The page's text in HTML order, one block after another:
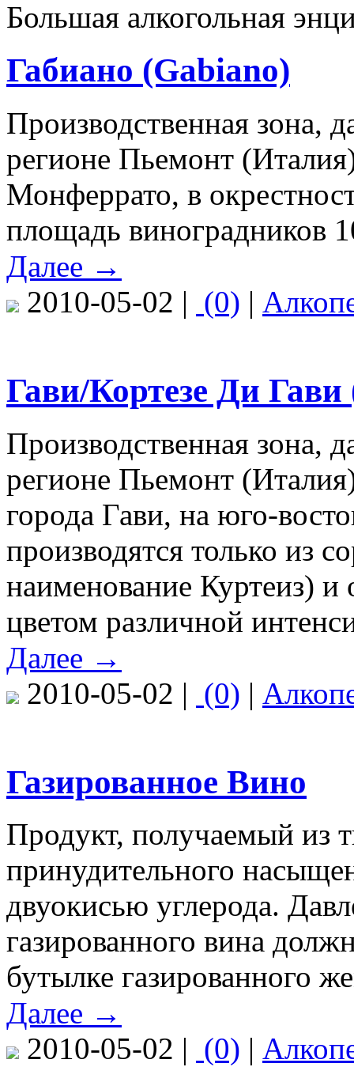
Большая алкогольная
Габиано (Gabiano)
Производственная зона,
регионе Пьемонт
Монферрато, в
площадь виноградников
Далее →
2010-05-02 | (0) |
Гави/Кортезе Ди
Производственная зона,
регионе Пьемонт
города Гави, на юго-
производятся только из
наименование Куртеиз)
цветом различной
Далее →
2010-05-02 | (0) |
Газированное Вино
Продукт, получаемый из
принудительного
двуокисью углерода.
газированного вина
бутылке газированного
Далее →
2010-05-02 | (0) |